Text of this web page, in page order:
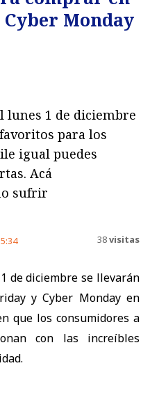
Monday
lunes 1 de diciembre
para los
igual puedes
Acá
sufrir
38visitas
de diciembre se llevarán
y Cyber Monday en
que los consumidores a
con las increíbles